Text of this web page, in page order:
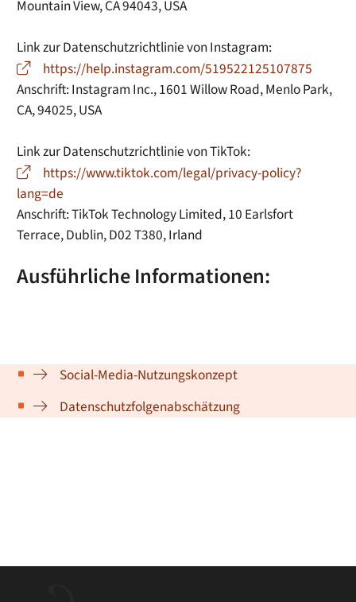
Mountain View, CA 94043, USA
Link zur Datenschutzrichtlinie von Instagram:
https://help.instagram.com/519522125107875
Anschrift: Instagram Inc., 1601 Willow Road, Menlo Park,
CA, 94025, USA
Link zur Datenschutzrichtlinie von TikTok:
https://www.tiktok.com/legal/privacy-policy?
lang=de
Anschrift: TikTok Technology Limited, 10 Earlsfort
Terrace, Dublin, D02 T380, Irland
Ausführliche Informationen:
Social-Media-Nutzungskonzept
Datenschutzfolgenabschätzung